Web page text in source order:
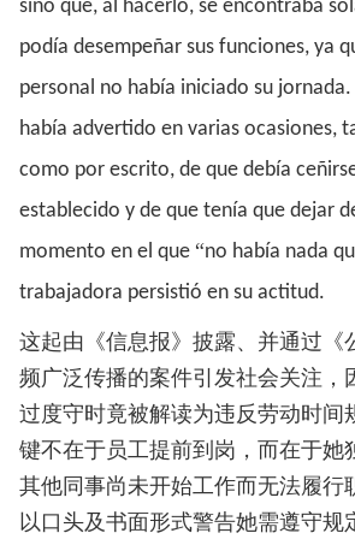
sino que, al hacerlo, se encontraba
podía desempeñar sus funciones, ya
personal no había iniciado su
había advertido en varias ocasiones,
como por escrito, de que debía
establecido y de que tenía que dejar
momento en el que “no había nada
trabajadora persistió en su actitud.
这起由《信息报》披露、并通过《
频广泛传播的案件引发社会关注
过度守时竟被解读为违反劳动时间
键不在于员工提前到岗，而在于她
其他同事尚未开始工作而无法履行
以口头及书面形式警告她需遵守规